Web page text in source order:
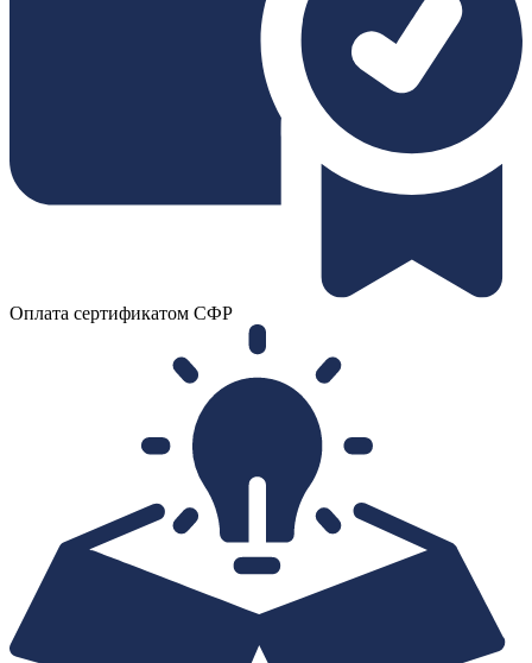
Оплата сертификатом СФР